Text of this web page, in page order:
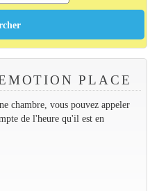
PLACE
chambre, vous pouvez appeler
de l'heure qu'il est en